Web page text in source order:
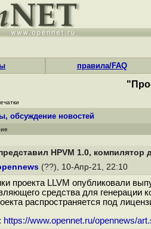
правила/FAQ
обсуждение новостей
HPVM 1.0, компилятор
(??), 10-Апр-21, 22:10
проекта LLVM опубликовали
средства для генерации
распространяется под
https://www.opennet.ru/opennews/